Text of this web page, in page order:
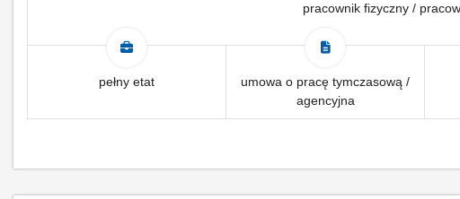
pracownik fizyczny /
pełny etat
umowa o pracę tymczasową /
agencyjna